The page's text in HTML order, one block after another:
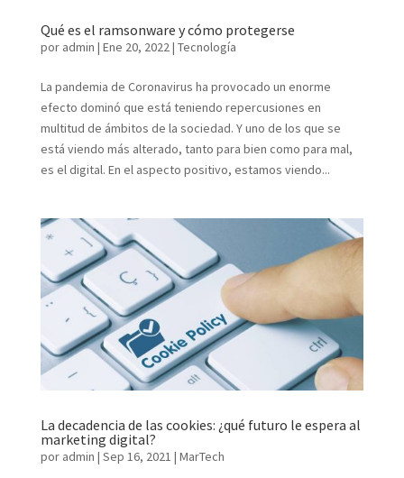
Qué es el ramsonware y cómo protegerse
por admin | Ene 20, 2022| Tecnología
La pandemia de Coronavirus ha provocado un enorme
efecto dominó que está teniendo repercusiones en
multitud de ámbitos de la sociedad. Y uno de los que se
está viendo más alterado, tanto para bien como para mal,
es el digital. En el aspecto positivo, estamos viendo...
La decadencia de las cookies: ¿qué futuro le espera al
marketing digital?
por admin | Sep 16, 2021 | MarTech